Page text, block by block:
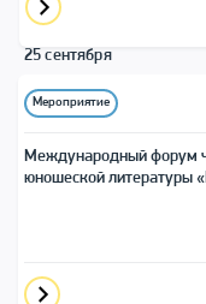
25 сентября
Мероприятие
Международный форум
юношеской